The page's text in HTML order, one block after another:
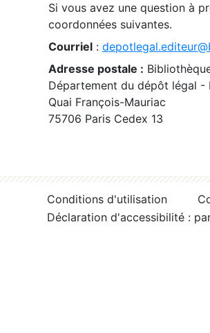
Si vous avez une question à
coordonnées suivantes.
Courriel :
Adresse postale :
Département du dépôt légal -
Quai François-Mauriac
75706 Paris Cedex 13
Conditions d'utilisation
Déclaration d'accessibilité :